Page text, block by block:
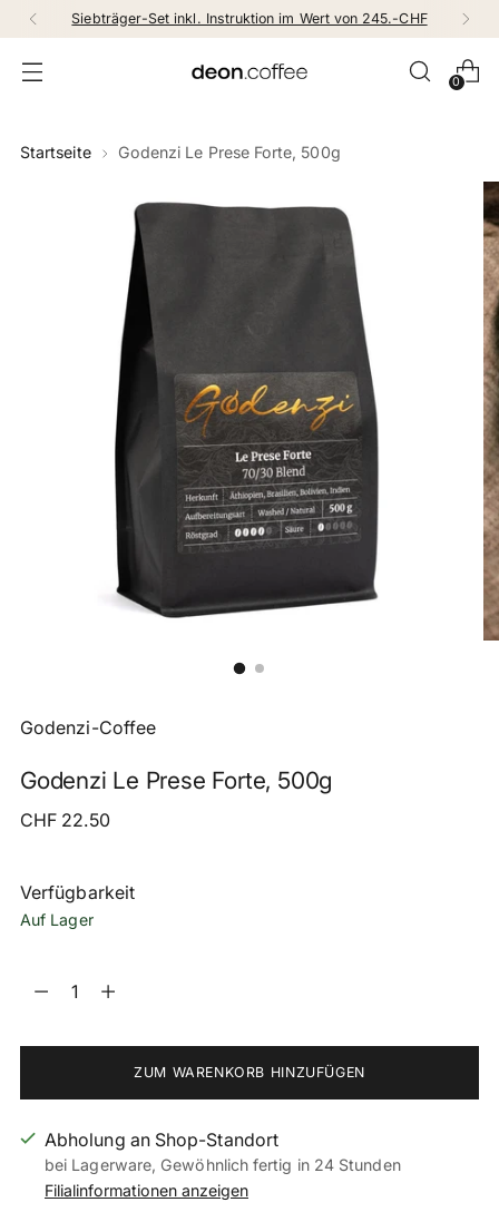
Siebträger-Set inkl. Instruktion im Wert von 245.-CHF
0
Startseite Godenzi Le Prese Forte, 500g
Godenzi-Coffee
Godenzi Le Prese Forte, 500g
Regulärer
CHF 22.50
Verfügbarkeit
Auf Lager
Menge
ZUM WARENKORB HINZUFÜGEN
Abholung an Shop-Standort
bei Lagerware, Gewöhnlich fertig in 24 Stunden
Filialinformationen anzeigen